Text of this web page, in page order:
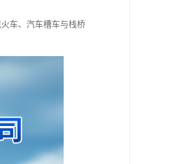
车、汽车槽车与栈桥